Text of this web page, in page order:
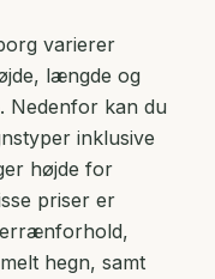
varierer
længde og
Nedenfor kan du
inklusive
højde for
priser er
hegn, samt